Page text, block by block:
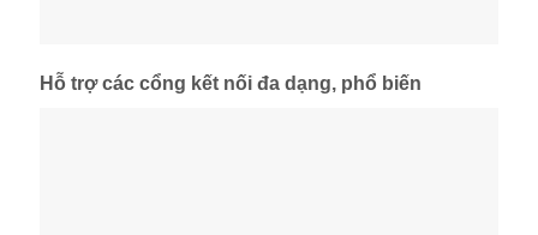
Hỗ trợ các cổng kết nối đa dạng, phổ biến